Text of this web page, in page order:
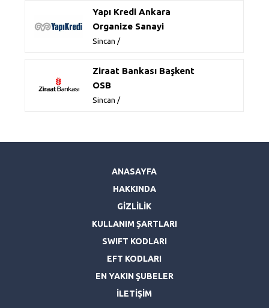
Yapı Kredi Ankara
Organize Sanayi
Sincan /
Ziraat Bankası Başkent
OSB
Sincan /
ANASAYFA
HAKKINDA
GİZLİLİK
KULLANIM ŞARTLARI
SWIFT KODLARI
EFT KODLARI
EN YAKIN ŞUBELER
İLETİŞİM